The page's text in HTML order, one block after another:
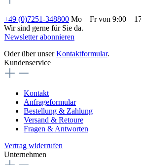
+49 (0)7251-348800 Mo – Fr von 9:00 –
Wir sind gerne für Sie da.
Newsletter abonnieren
Oder über unserKontaktformular.
Kundenservice
Kontakt
Anfrageformular
Bestellung & Zahlung
Versand & Retoure
Fragen & Antworten
Vertrag widerrufen
Unternehmen